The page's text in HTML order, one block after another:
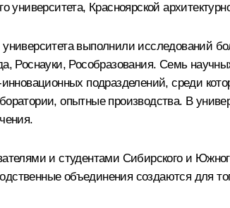
университета, Красноярской
университета выполнили исследований
Роснауки, Рособразования. Семь
подразделений, среди
опытные производства. В
и студентами Сибирского и
объединения создаются для